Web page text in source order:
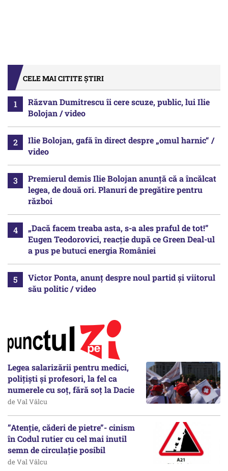
CELE MAI CITITE ȘTIRI
Răzvan Dumitrescu îi cere scuze, public, lui Ilie
Bolojan / video
Ilie Bolojan, gafă în direct despre „omul harnic“ /
video
Premierul demis Ilie Bolojan anunță că a încălcat
legea, de două ori. Planuri de pregătire pentru
război
„Dacă facem treaba asta, s-a ales praful de tot!”
Eugen Teodorovici, reacție după ce Green Deal-ul
a pus pe butuci energia României
Victor Ponta, anunț despre noul partid și viitorul
său politic / video
Legea salarizării pentru medici,
polițiști și profesori, la fel ca
numerele cu soț, fără soț la Dacie
de Val Vâlcu
”Atenție, căderi de pietre”- cinism
în Codul rutier cu cel mai inutil
semn de circulație posibil
de Val Vâlcu